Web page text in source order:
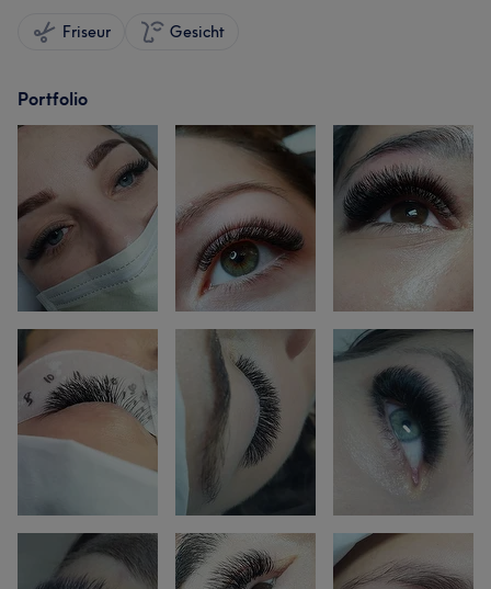
Friseur Gesicht
Portfolio